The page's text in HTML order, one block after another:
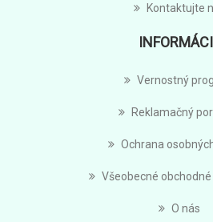
Kontaktujte
Vernostný
Reklamačný
Ochrana
Všeobecné
O nás